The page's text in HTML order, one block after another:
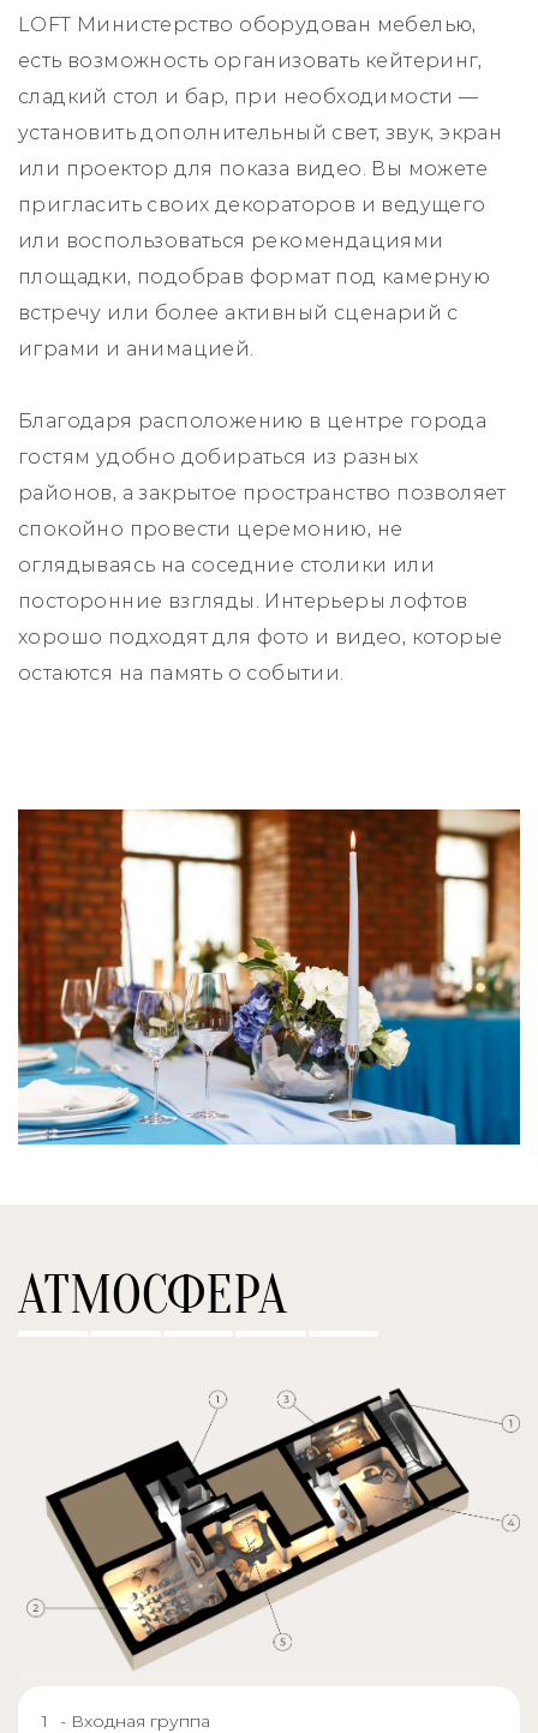
LOFT Министерство оборудован мебелью,
есть возможность организовать кейтеринг,
сладкий стол и бар, при необходимости —
установить дополнительный свет, звук, экран
или проектор для показа видео. Вы можете
пригласить своих декораторов и ведущего
или воспользоваться рекомендациями
площадки, подобрав формат под камерную
встречу или более активный сценарий с
играми и анимацией.
Благодаря расположению в центре города
гостям удобно добираться из разных
районов, а закрытое пространство позволяет
спокойно провести церемонию, не
оглядываясь на соседние столики или
посторонние взгляды. Интерьеры лофтов
хорошо подходят для фото и видео, которые
остаются на память о событии.
АТМОСФЕРА
- Входная группа